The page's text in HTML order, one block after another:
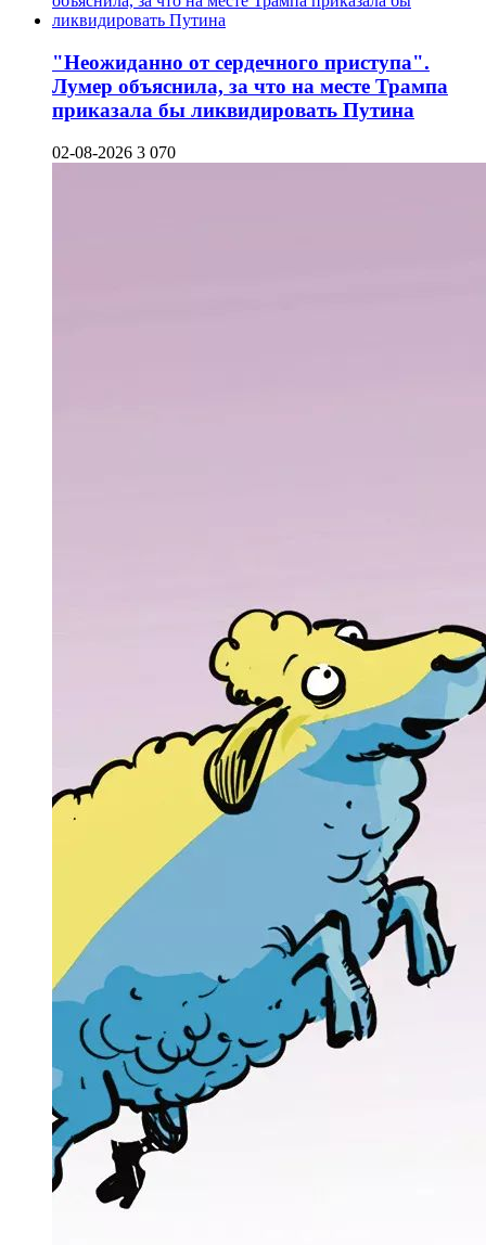
"Неожиданно от сердечного приступа".
Лумер объяснила, за что на месте Трампа
приказала бы ликвидировать Путина
02-08-2026 3 070